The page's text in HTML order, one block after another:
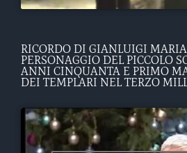
RICORDO DI GIANLUIGI
PERSONAGGIO DEL PICCOLO
ANNI CINQUANTA E PRIMO
DEI TEMPLARI NEL TERZO